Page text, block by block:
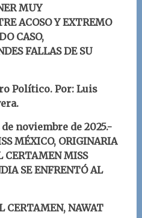
MUY
ACOSO Y EXTREMO
CASO,
FALLAS DE SU
Político. Por: Luis
.
noviembrede 2025.-
MÉXICO, ORIGINARIA
CERTAMEN MISS
SE ENFRENTÓ AL
CERTAMEN, NAWAT